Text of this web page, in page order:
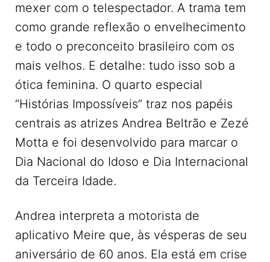
mexer com o telespectador. A trama tem
como grande reflexão o envelhecimento
e todo o preconceito brasileiro com os
mais velhos. E detalhe: tudo isso sob a
ótica feminina. O quarto especial
“Histórias Impossíveis” traz nos papéis
centrais as atrizes Andrea Beltrão e Zezé
Motta e foi desenvolvido para marcar o
Dia Nacional do Idoso e Dia Internacional
da Terceira Idade.
Andrea interpreta a motorista de
aplicativo Meire que, às vésperas de seu
aniversário de 60 anos. Ela está em crise